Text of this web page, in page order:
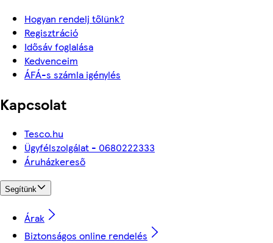
Hogyan rendelj tőlünk?
Regisztráció
Idősáv foglalása
Kedvenceim
ÁFÁ-s számla igénylés
Kapcsolat
Tesco.hu
Ügyfélszolgálat - 0680222333
Áruházkereső
Segítünk
Árak
Biztonságos online rendelés